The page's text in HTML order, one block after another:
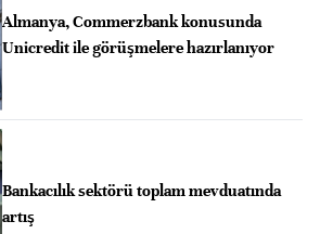
Almanya, Commerzbank konusunda
Unicredit ile görüşmelere hazırlanıyor
Bankacılık sektörü toplam mevduatında
artış